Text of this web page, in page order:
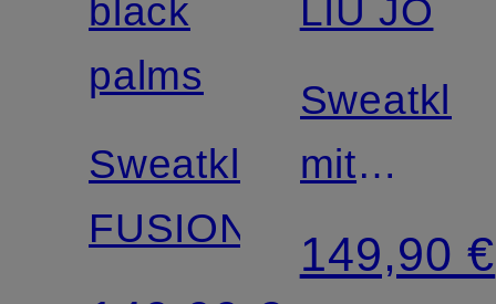
black
palms
Sweatkleid
FUSION
LIU JO
mit
149,90 €